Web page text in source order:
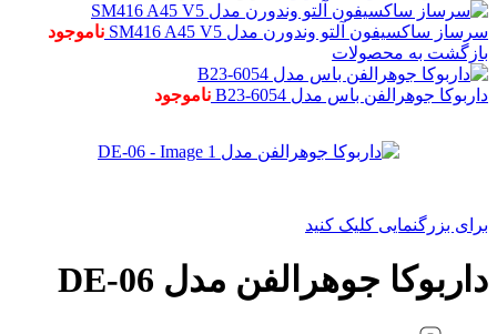
سرساز ساکسیفون آلتو وندورن مدل SM416 A45 V5
ناموجود
بازگشت به محصولات
داربوکا جوهرالفن باس مدل B23-6054 ناموجود
برای بزرگنمایی کلیک کنید
داربوکا جوهرالفن مدل DE-06